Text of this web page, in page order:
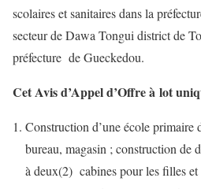
scolaires et sanitaires dans la
secteur de Dawa Tongui district de
préfecture de Gueckedou.
Cet Avis d’Appel d’Offre à lot
Construction d’une école primaire
bureau, magasin ; construction de
à deux(2) cabines pour les filles et